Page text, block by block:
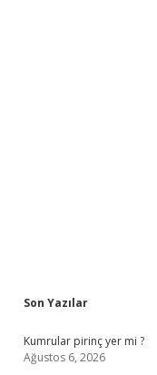
Sidebar
Son Yazılar
Kumrular pirinç yer mi ?
Ağustos 6, 2026